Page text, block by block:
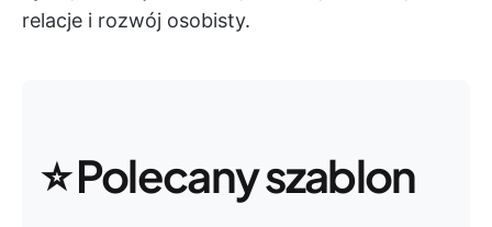
relacje i rozwój osobisty.
⭐ Polecany szablon